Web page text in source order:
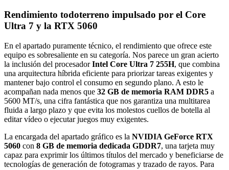
Rendimiento todoterreno impulsado por el Core
Ultra 7 y la RTX 5060
En el apartado puramente técnico, el rendimiento que ofrece este
equipo es sobresaliente en su categoría. Nos parece un gran acierto
la inclusión del procesadorIntel Core Ultra 7 255H, que combina
una arquitectura híbrida eficiente para priorizar tareas exigentes y
mantener bajo control el consumo en segundo plano. A esto le
acompañan nada menos que 32 GB de memoria RAM DDR5 a
5600 MT/s, una cifra fantástica que nos garantiza una multitarea
fluida a largo plazo y que evita los molestos cuellos de botella al
editar vídeo o ejecutar juegos muy exigentes.
La encargada del apartado gráfico es la NVIDIA GeForce RTX
5060 con 8 GB de memoria dedicada GDDR7, una tarjeta muy
capaz para exprimir los últimos títulos del mercado y beneficiarse de
tecnologías de generación de fotogramas y trazado de rayos. Para